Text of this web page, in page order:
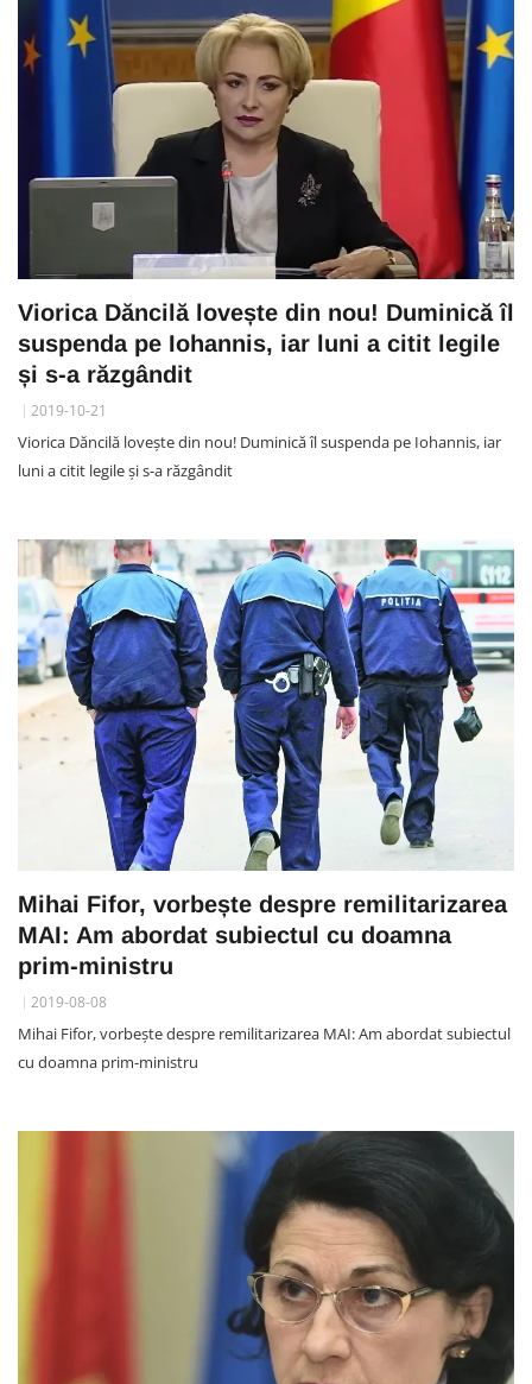
Viorica Dăncilă lovește din nou! Duminică îl
suspenda pe Iohannis, iar luni a citit legile
și s-a răzgândit
2019-10-21
Viorica Dăncilă lovește din nou! Duminică îl suspenda pe Iohannis, iar
luni a citit legile și s-a răzgândit
Mihai Fifor, vorbește despre remilitarizarea
MAI: Am abordat subiectul cu doamna
prim-ministru
2019-08-08
Mihai Fifor, vorbește despre remilitarizarea MAI: Am abordat subiectul
cu doamna prim-ministru